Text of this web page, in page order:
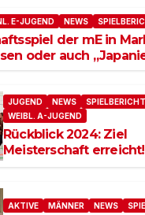
E-JUGEND NEWS
der mE in
oder auch
JUGEND NEWS
WEIBL. A-JUGEND
Rückblick 2024: Ziel
Meisterschaft erreicht!
AKTIVE MÄNNER NEWS